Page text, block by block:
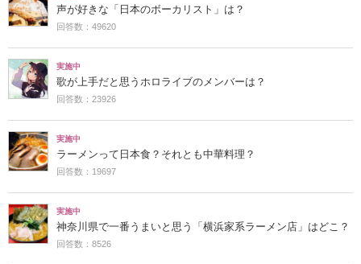
声が好きな「日本のボーカリスト」は？
回答数：49620
実施中
歌が上手だと思うホロライブのメンバーは？
回答数：23926
実施中
ラーメンって日本食？それとも中華料理？
回答数：19697
実施中
神奈川県で一番うまいと思う「横浜家系ラーメン店」はどこ？
回答数：8526